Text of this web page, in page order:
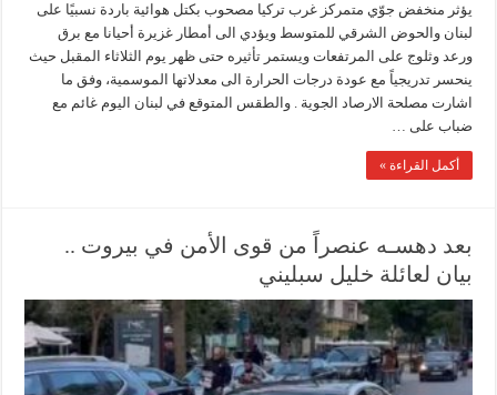
يؤثر منخفض جوّي متمركز غرب تركيا مصحوب بكتل هوائية باردة نسبيًا على
لبنان والحوض الشرقي للمتوسط ويؤدي الى أمطار غزيرة أحيانا مع برق
ورعد وثلوج على المرتفعات ويستمر تأثيره حتى ظهر يوم الثلاثاء المقبل حيث
ينحسر تدريجياً مع عودة درجات الحرارة الى معدلاتها الموسمية، وفق ما
اشارت مصلحة الارصاد الجوية . والطقس المتوقع في لبنان اليوم غائم مع
ضباب على …
أكمل القراءة »
‏بعد دهسـه عنصراً من قوى الأمن في بيروت ..
بيان لعائلة خليل سبليني